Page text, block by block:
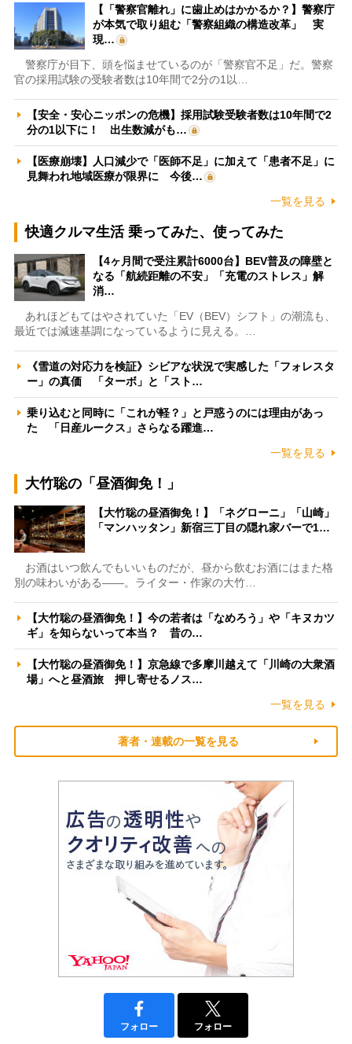
【「警察官離れ」に歯止めはかかるか？】警察庁
が本気で取り組む「警察組織の構造改革」 実
現…
警察庁が目下、頭を悩ませているのが「警察官不足」だ。警察
官の採用試験の受験者数は10年間で2分の1以…
【安全・安心ニッポンの危機】採用試験受験者数は10年間で2
分の1以下に！ 出生数減がも…
【医療崩壊】人口減少で「医師不足」に加えて「患者不足」に
見舞われ地域医療が限界に 今後…
一覧を見る
快適クルマ生活 乗ってみた、使ってみた
【4ヶ月間で受注累計6000台】BEV普及の障壁と
なる「航続距離の不安」「充電のストレス」解
消…
あれほどもてはやされていた「EV（BEV）シフト」の潮流も、
最近では減速基調になっているように見える。…
《雪道の対応力を検証》シビアな状況で実感した「フォレスタ
ー」の真価 「ターボ」と「スト…
乗り込むと同時に「これが軽？」と戸惑うのには理由があっ
た 「日産ルークス」さらなる躍進…
一覧を見る
大竹聡の「昼酒御免！」
【大竹聡の昼酒御免！】「ネグローニ」「山崎」
「マンハッタン」新宿三丁目の隠れ家バーで1…
お酒はいつ飲んでもいいものだが、昼から飲むお酒にはまた格
別の味わいがある――。ライター・作家の大竹…
【大竹聡の昼酒御免！】今の若者は「なめろう」や「キヌカツ
ギ」を知らないって本当？ 昔の…
【大竹聡の昼酒御免！】京急線で多摩川越えて「川崎の大衆酒
場」へと昼酒旅 押し寄せるノス…
一覧を見る
著者・連載の一覧を見る
フォロー フォロー